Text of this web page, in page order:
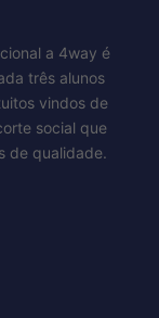
a 4way é
três alunos
vindos de
social que
de qualidade.